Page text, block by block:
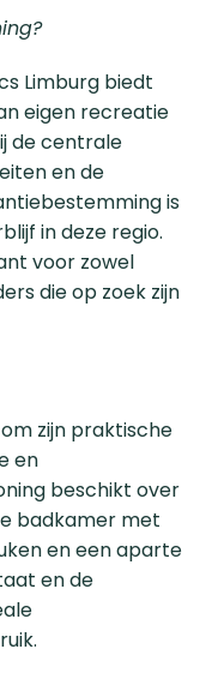
Limburg biedt
eigen recreatie
de centrale
en de
is
in deze regio.
voor zowel
die op zoek zijn
zijn praktische
en
beschikt over
badkamer met
en een aparte
en de